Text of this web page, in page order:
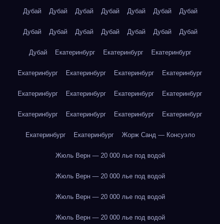
Дубай Дубай Дубай Дубай Дубай Дубай Дубай
Дубай Дубай Дубай Дубай Дубай Дубай Дубай
Дубай Екатеринбург Екатеринбург Екатеринбург
Екатеринбург Екатеринбург Екатеринбург Екатеринбург
Екатеринбург Екатеринбург Екатеринбург Екатеринбург
Екатеринбург Екатеринбург Екатеринбург Екатеринбург
Екатеринбург Екатеринбург Жорж Санд — Консуэло
Жюль Верн — 20 000 лье под водой
Жюль Верн — 20 000 лье под водой
Жюль Верн — 20 000 лье под водой
Жюль Верн — 20 000 лье под водой